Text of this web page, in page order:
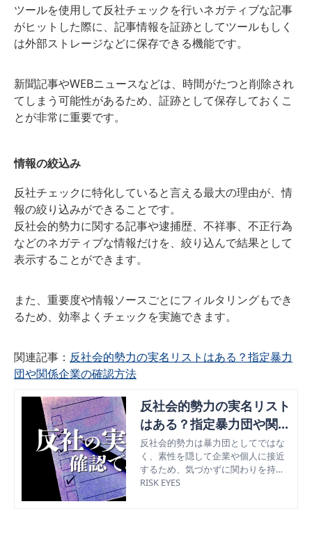
ツールを使用して反社チェックを行いネガティブな記事
がヒットした際に、記事情報を証跡としてツールもしく
は外部ストレージなどに保存できる機能です。
新聞記事やWEBニュースなどは、時間がたつと削除され
てしまう可能性があるため、証跡として保存しておくこ
とが非常に重要です。
情報の絞込み
反社チェックに特化していると言える最大の理由が、情
報の絞り込みができることです。
反社会的勢力に関する記事や逮捕歴、不祥事、不正行為
などのネガティブな情報だけを、絞り込んで結果として
表示することができます。
また、重要度や情報ソースごとにフィルタリングもでき
るため、効率よくチェックを実施できます。
関連記事： 反社会的勢力の実名リストはある？指定暴力
団や関係企業の確認方法
反社会的勢力の実名リスト
はある？指定暴力団や関係
企業の確認方法
反社会的勢力は暴力団としてではな
く、素性を隠して企業や個人に接近
するため、気づかずに関わりを持っ
てしまうケースが増加。今回は、反
RISK EYES